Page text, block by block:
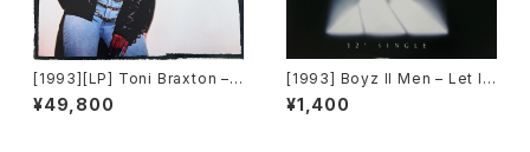
[1993][LP] Toni Braxton –
Toni Braxton [LaFace Reco
rds]
¥49,800
[1993] Boyz II Men – Let It
Snow [Motown][PROMO]
¥1,400